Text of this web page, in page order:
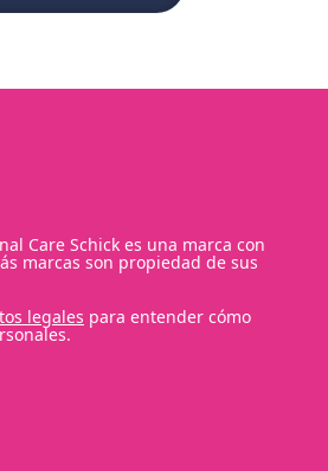
Care Schick es una marca con
marcas son propiedad de sus
legales para entender cómo